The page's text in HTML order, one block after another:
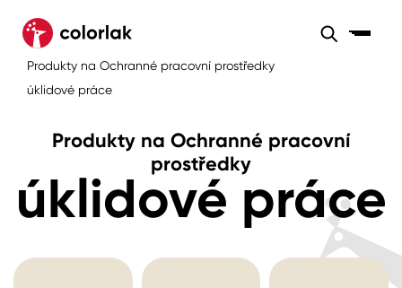
Maloobchod Velkoobchod Sortiment
systémy
Sortiment
Prodejny
Tónovací systémy
Sortiment
Kov
Dřevo
Tónovací systémy
Colorlak Dekor
Colorlak Profi
Sortiment
Produkty na Ochranné pracovní prostředky
úklidové práce
Produkty na Ochranné pracovní
prostředky
úklidové práce